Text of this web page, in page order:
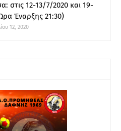
στις 12-13/7/2020 και 19-
Έναρξης 21:30)
12, 2020